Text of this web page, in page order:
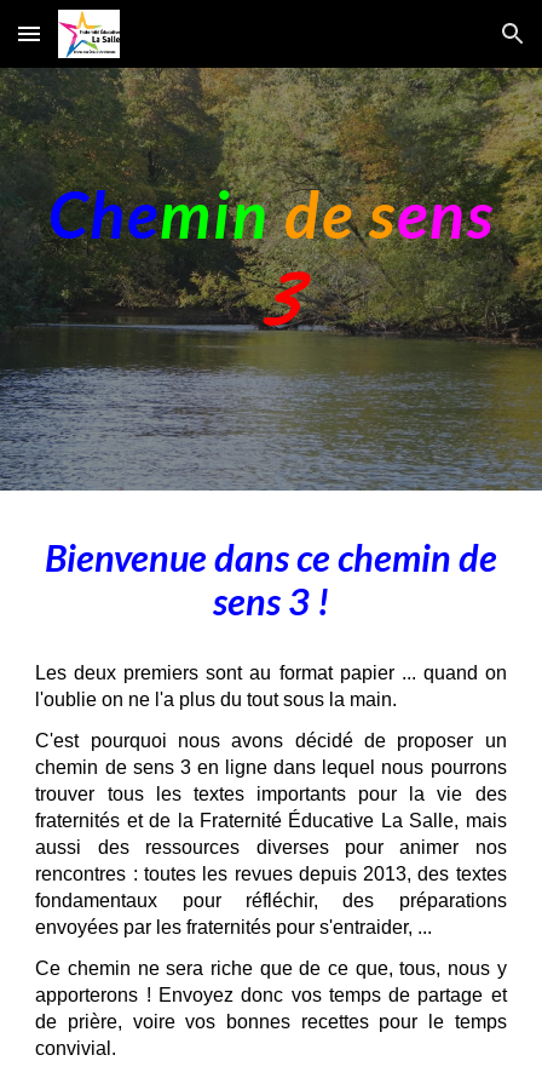
Skip to main content Skip to navigation
Cheminde sens
3
Bienvenue dans ce chemin de
sens 3 !
Les deux premiers sont au format papier ... quand on
l'oublie on ne l'a plus du tout sous la main.
C'est pourquoi nous avons décidé de proposer un
chemin de sens 3 en ligne dans lequel nous pourrons
trouver tous les textes importants pour la vie des
fraternités et de la Fraternité Éducative La Salle, mais
aussi des ressources diverses pour animer nos
rencontres : toutes les revues depuis 2013, des textes
fondamentaux pour réfléchir, des préparations
envoyées par les fraternités pour s'entraider, ...
Ce chemin ne sera riche que de ce que, tous, nous y
apporterons ! Envoyez donc vos temps de partage et
de prière, voire vos bonnes recettes pour le temps
convivial.